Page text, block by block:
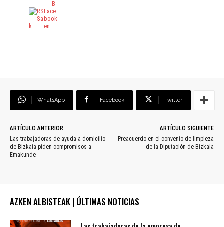
WhatsApp Facebook Twitter
ARTÍCULO ANTERIOR
Las trabajadoras de ayuda a domicilio
de Bizkaia piden compromisos a
Emakunde
ARTÍCULO SIGUIENTE
Preacuerdo en el convenio de limpieza
de la Diputación de Bizkaia
AZKEN ALBISTEAK | ÚLTIMAS NOTICIAS